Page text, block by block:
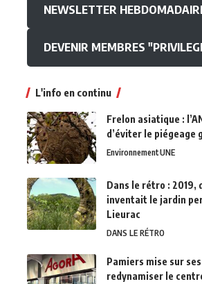
NEWSLETTER
DEVENIR MEMBRES
L'info en continu
Frelon asiatique :
d’éviter le piégeage
EnvironnementUNE
Dans le rétro : 2019,
inventait le jardin
Lieurac
DANS LE RÉTRO
Pamiers mise sur
redynamiser le